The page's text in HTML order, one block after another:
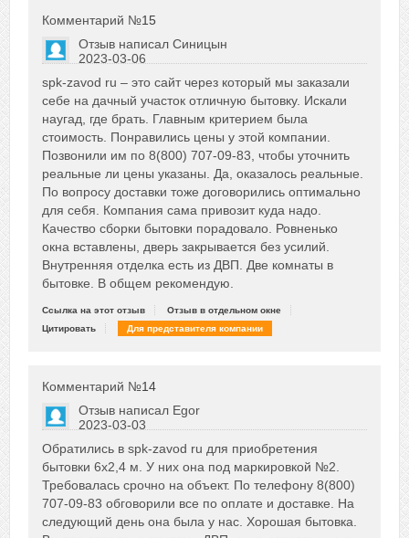
Комментарий №15
Отзыв написал Синицын
2023-03-06
0
Сказать друзьям об отзыве
spk-zavod ru – это сайт через который мы заказали
себе на дачный участок отличную бытовку. Искали
наугад, где брать. Главным критерием была
стоимость. Понравились цены у этой компании.
Позвонили им по 8(800) 707-09-83, чтобы уточнить
реальные ли цены указаны. Да, оказалось реальные.
По вопросу доставки тоже договорились оптимально
для себя. Компания сама привозит куда надо.
Качество сборки бытовки порадовало. Ровненько
окна вставлены, дверь закрывается без усилий.
Внутренняя отделка есть из ДВП. Две комнаты в
бытовке. В общем рекомендую.
Ссылка на этот отзыв
Отзыв в отдельном окне
Цитировать
Для представителя компании
Комментарий №14
Отзыв написал Egor
2023-03-03
0
Сказать друзьям об отзыве
Обратились в spk-zavod ru для приобретения
бытовки 6х2,4 м. У них она под маркировкой №2.
Требовалась срочно на объект. По телефону 8(800)
707-09-83 обговорили все по оплате и доставке. На
следующий день она была у нас. Хорошая бытовка.